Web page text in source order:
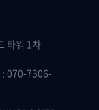
타워 1차
: 070-7306-